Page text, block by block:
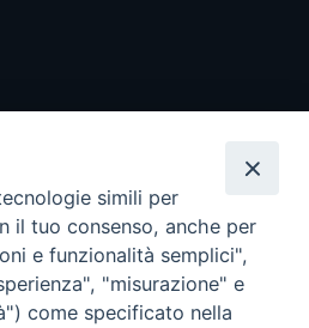
simili per
il tuo consenso, anche per
e funzionalità semplici",
"misurazione" e
come specificato nella